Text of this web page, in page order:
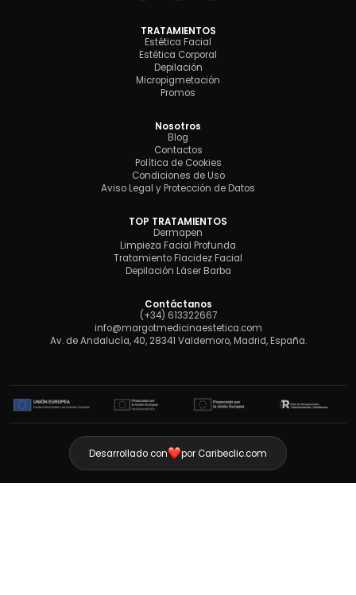
TRATAMIENTOS
Estética Facial
Estética Corporal
Depilación
Micropigmetación
Promos
Nosotros
Blog
Contactos
Política de Cookies
Condiciones de Uso
Aviso Legal y Protección de Datos
TOP TRATAMIENTOS
Dermapen
Limpieza Facial Profunda
Tratamiento Flacidez Facial
Depilación Láser Barba
Contáctanos
(+34) 613322667
info@margotmedicinaestetica.com
Av. de Andalucía, 40, 28341 Valdemoro, Madrid, España.
Desarrollado con por Caribeclic.com